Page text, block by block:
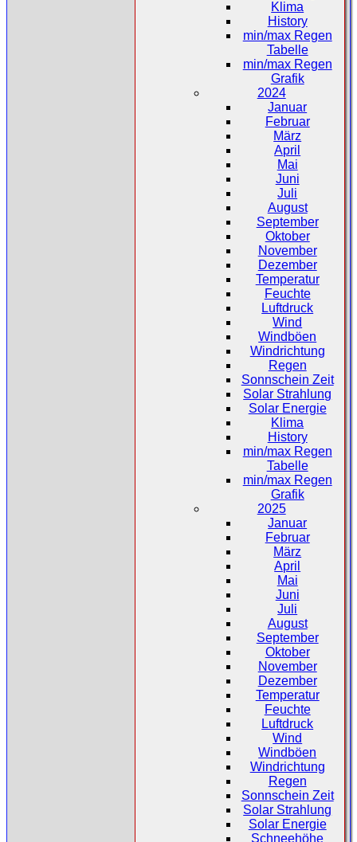
Klima
History
min/max Regen
Tabelle
min/max Regen
Grafik
2024
Januar
Februar
März
April
Mai
Juni
Juli
August
September
Oktober
November
Dezember
Temperatur
Feuchte
Luftdruck
Wind
Windböen
Windrichtung
Regen
Sonnschein Zeit
Solar Strahlung
Solar Energie
Klima
History
min/max Regen
Tabelle
min/max Regen
Grafik
2025
Januar
Februar
März
April
Mai
Juni
Juli
August
September
Oktober
November
Dezember
Temperatur
Feuchte
Luftdruck
Wind
Windböen
Windrichtung
Regen
Sonnschein Zeit
Solar Strahlung
Solar Energie
Schneehöhe